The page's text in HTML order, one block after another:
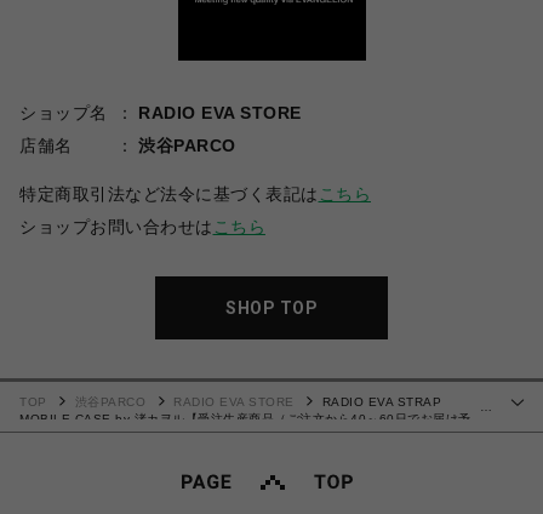
ショップ名
RADIO EVA STORE
店舗名
渋谷PARCO
特定商取引法など法令に基づく表記は こちら
ショップお問い合わせは こちら
SHOP TOP
TOP 渋谷PARCO RADIO EVA STORE
RADIO EVA STRAP
MOBILE CASE by 渚カヲル【受注生産商品（ご注文から40～60日でお届け予
定）】